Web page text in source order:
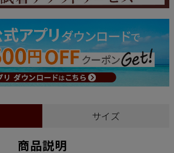
サイズ
商品説明